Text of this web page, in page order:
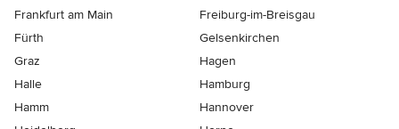
Frankfurt am Main
Freiburg-im-Breisgau
Fürth
Gelsenkirchen
Graz
Hagen
Halle
Hamburg
Hamm
Hannover